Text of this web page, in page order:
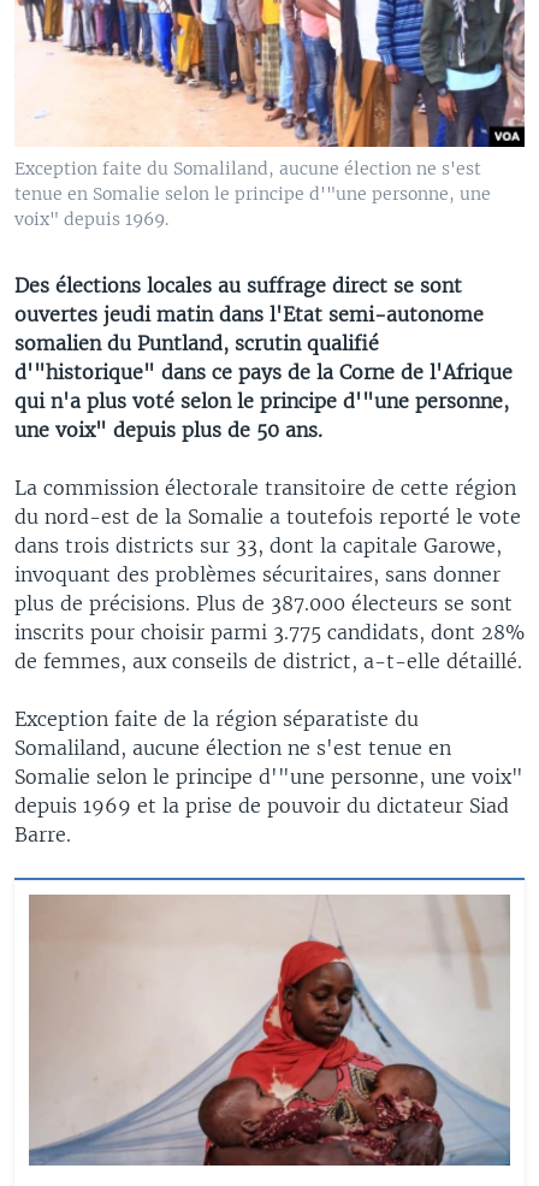
Exception faite du Somaliland, aucune élection ne s'est
tenue en Somalie selon le principe d'"une personne, une
voix" depuis 1969.
Des élections locales au suffrage direct se sont
ouvertes jeudi matin dans l'Etat semi-autonome
somalien du Puntland, scrutin qualifié
d'"historique" dans ce pays de la Corne de l'Afrique
qui n'a plus voté selon le principe d'"une personne,
une voix" depuis plus de 50 ans.
La commission électorale transitoire de cette région
du nord-est de la Somalie a toutefois reporté le vote
dans trois districts sur 33, dont la capitale Garowe,
invoquant des problèmes sécuritaires, sans donner
plus de précisions. Plus de 387.000 électeurs se sont
inscrits pour choisir parmi 3.775 candidats, dont 28%
de femmes, aux conseils de district, a-t-elle détaillé.
Exception faite de la région séparatiste du
Somaliland, aucune élection ne s'est tenue en
Somalie selon le principe d'"une personne, une voix"
depuis 1969 et la prise de pouvoir du dictateur Siad
Barre.